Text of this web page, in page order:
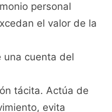
personal
el valor de la
una cuenta del
tácita. Actúa de
evita